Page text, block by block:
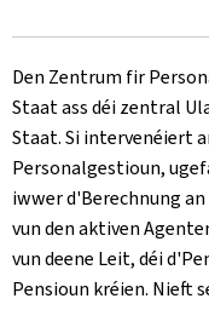
Den Zentrum fir
Staat ass déi zentral
Staat. Si intervenéiert
Personalgestioun,
iwwer d'Berechnung an
vun den aktiven
vun deene Leit, déi
Pensioun kréien. Nieft